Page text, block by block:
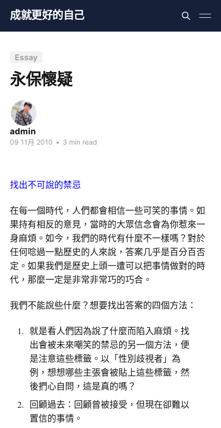
成就更好的自己
Essay
永保懷疑
admin
09 11月 2010 • 3 min read
找出不可說的禁忌
在每一個時代，人們都會相信一些可笑的事情。如
果持有相反的意見，當時的大眾信念會為你惹來一
身麻煩。如今，我們的時代有什麼不一樣嗎？對於
任何唸過一點歷史的人來說，答案几乎是百分百否
定。如果我們是歷史上頭一遭可以把事情做對的時
代，那麼一定是非常非常巧的巧合。
我們不能說些什麼？想要找出答案的四個方法：
就是看人們因為說了什麼而陷入麻煩。找
出會被未來嘲笑的禁忌的另一個方法，便
是注意這些標籤。以「性別歧視者」為
例，想想哪些主張會被貼上這些標籤，然
後捫心自問，這是真的嗎？
回顧過去：回顧曾被接受，但現在卻難以
置信的事情。